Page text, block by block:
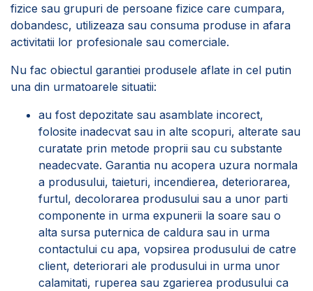
fizice sau grupuri de persoane fizice care cumpara,
dobandesc, utilizeaza sau consuma produse in afara
activitatii lor profesionale sau comerciale.
Nu fac obiectul garantiei produsele aflate in cel putin
una din urmatoarele situatii:
au fost depozitate sau asamblate incorect,
folosite inadecvat sau in alte scopuri, alterate sau
curatate prin metode proprii sau cu substante
neadecvate. Garantia nu acopera uzura normala
a produsului, taieturi, incendierea, deteriorarea,
furtul, decolorarea produsului sau a unor parti
componente in urma expunerii la soare sau o
alta sursa puternica de caldura sau in urma
contactului cu apa, vopsirea produsului de catre
client, deteriorari ale produsului in urma unor
calamitati, ruperea sau zgarierea produsului ca